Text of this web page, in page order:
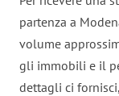
partenza a
volume
gli immobili e il
dettagli ci